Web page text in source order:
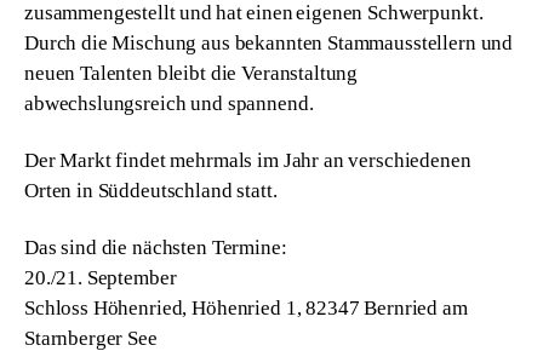
zusammengestellt und hat einen eigenen Schwerpunkt.
Durch die Mischung aus bekannten Stammausstellern und
neuen Talenten bleibt die Veranstaltung
abwechslungsreich und spannend.
Der Markt findet mehrmals im Jahr an verschiedenen
Orten in Süddeutschland statt.
Das sind die nächsten Termine:
20./21. September
Schloss Höhenried, Höhenried 1, 82347 Bernried am
Starnberger See